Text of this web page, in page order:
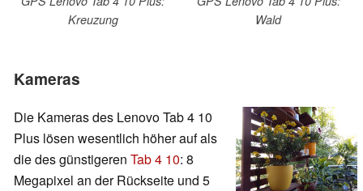
Kreuzung
Wald
Kameras
Die Kameras des Lenovo Tab 4 10
Plus lösen wesentlich höher auf als
die des günstigeren Tab 4 10: 8
Megapixel an der Rückseite und 5